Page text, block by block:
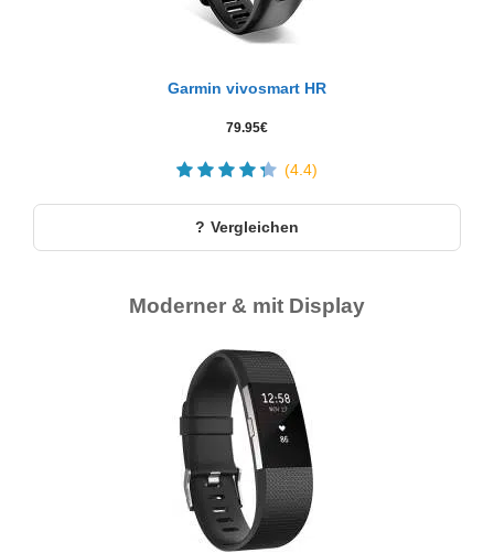
Garmin vivosmart HR
79.95€
(4.4)
Vergleichen
Moderner & mit Display